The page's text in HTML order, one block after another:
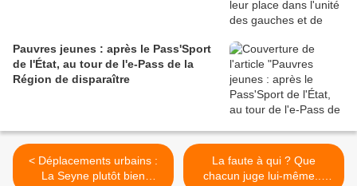
Pauvres jeunes : après le Pass'Sport
de l'État, au tour de l'e-Pass de la
Région de disparaître
< Déplacements urbains :
La Seyne plutôt bien
La faute à qui ? Que
chacun juge lui-même...